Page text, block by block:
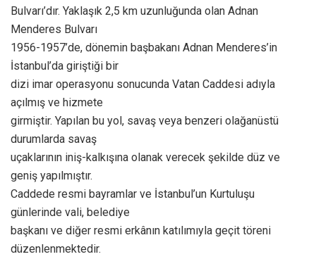
Bulvarı’dır. Yaklaşık 2,5 km uzunluğunda olan Adnan
Menderes Bulvarı
1956-1957’de, dönemin başbakanı Adnan Menderes’in
İstanbul’da giriştiği bir
dizi imar operasyonu sonucunda Vatan Caddesi adıyla
açılmış ve hizmete
girmiştir. Yapılan bu yol, savaş veya benzeri olağanüstü
durumlarda savaş
uçaklarının iniş-kalkışına olanak verecek şekilde düz ve
geniş yapılmıştır.
Caddede resmi bayramlar ve İstanbul’un Kurtuluşu
günlerinde vali, belediye
başkanı ve diğer resmi erkânın katılımıyla geçit töreni
düzenlenmektedir.